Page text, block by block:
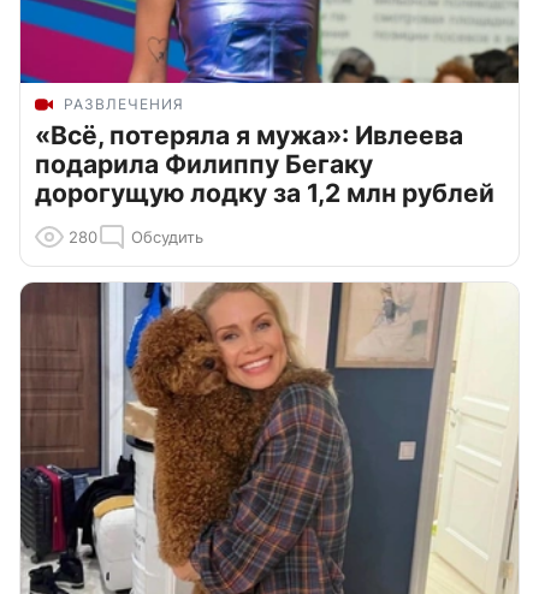
РАЗВЛЕЧЕНИЯ
«Всё, потеряла я мужа»: Ивлеева
подарила Филиппу Бегаку
дорогущую лодку за 1,2 млн рублей
280 Обсудить